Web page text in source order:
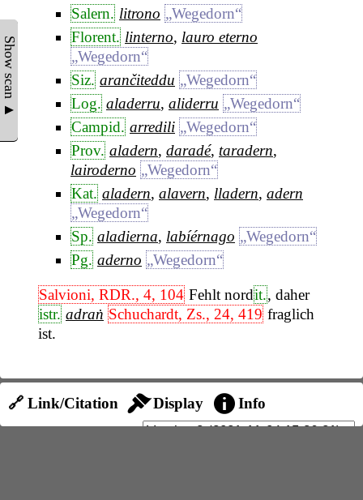
Show scan ▲
Salern. litrono „Wegedorn“
Florent. linterno, lauro eterno
„Wegedorn“
Siz. arančiteddu „Wegedorn“
Log. aladerru, aliderru „Wegedorn“
Campid. arredili „Wegedorn“
Prov. aladern, daradé, taradern,
lairoderno „Wegedorn“
Kat. aladern, alavern, lladern, adern
„Wegedorn“
Sp. aladierna, labíérnago „Wegedorn“
Pg. aderno „Wegedorn“
Salvioni, RDR., 4, 104 Fehlt nordit., daher
istr. adraṅ Schuchardt, Zs., 24, 419 fraglich
ist.
🔗 Link/Citation Display Info